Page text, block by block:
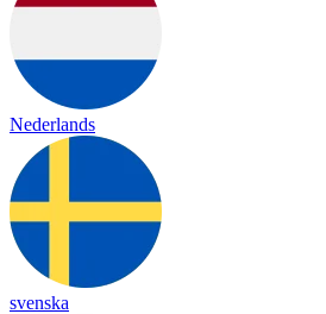
Nederlands
svenska